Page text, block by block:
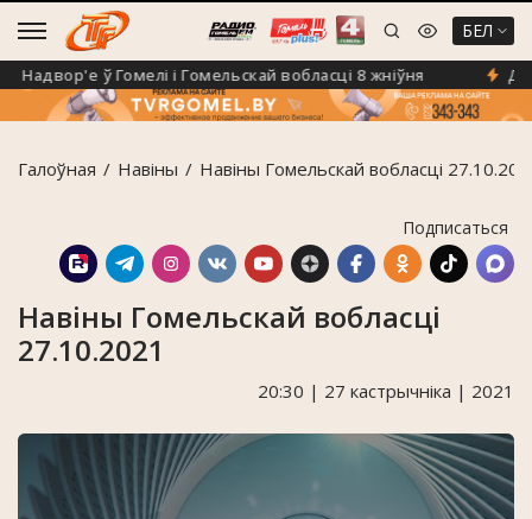
БЕЛ
ў Гомелі і Гомельскай вобласці 8 жніўня Да
Галоўная Навiны Навіны Гомельскай вобласці
Подписаться
Навіны Гомельскай вобласці
27.10.2021
20:30 | 27 кастрычніка | 2021